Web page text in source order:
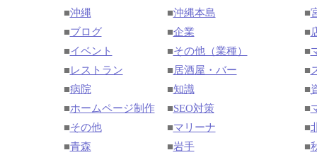
■沖縄 ■沖縄本島 ■
■ブログ ■企業 ■
■イベント ■その他（業種） ■
■レストラン ■居酒屋・バー ■
■病院 ■知識 ■
■ホームページ制作 ■SEO対策 ■
■その他 ■マリーナ ■
■青森 ■岩手 ■